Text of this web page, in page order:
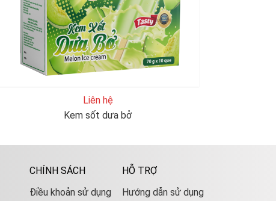
Liên hệ
Kem sốt dưa bở
CHÍNH SÁCH
Điều khoản sử dụng
HỖ TRỢ
Hướng dẫn sử dụng